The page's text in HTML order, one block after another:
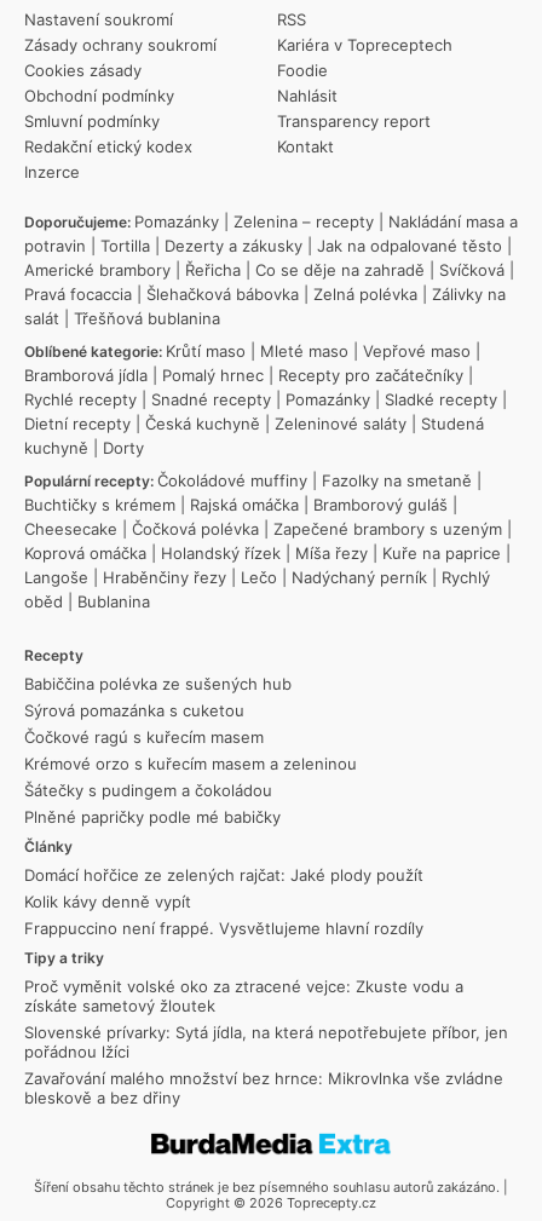
Nastavení soukromí
Zásady ochrany soukromí
Cookies zásady
Obchodní podmínky
Smluvní podmínky
Redakční etický kodex
Inzerce
RSS
Kariéra v Topreceptech
Foodie
Nahlásit
Transparency report
Kontakt
Doporučujeme: Pomazánky Zelenina – recepty
Nakládání masa a
potravin
Tortilla Dezerty a zákusky Jak na odpalované těsto
Americké brambory
Řeřicha Co se děje na zahradě Svíčková
Pravá focaccia
Šlehačková bábovka Zelná polévka
Zálivky na
salát
Třešňová bublanina
Oblíbené kategorie: Krůtí maso Mleté maso Vepřové maso
Bramborová jídla
Pomalý hrnec Recepty pro začátečníky
Rychlé recepty
Snadné recepty Pomazánky Sladké recepty
Dietní recepty
Česká kuchyně Zeleninové saláty
Studená
kuchyně
Dorty
Populární recepty: Čokoládové muffiny Fazolky na smetaně
Buchtičky s krémem
Rajská omáčka Bramborový guláš
Cheesecake
Čočková polévka Zapečené brambory s uzeným
Koprová omáčka
Holandský řízek Míša řezy Kuře na paprice
Langoše
Hraběnčiny řezy Lečo Nadýchaný perník
Rychlý
oběd
Bublanina
Recepty
Babiččina polévka ze sušených hub
Sýrová pomazánka s cuketou
Čočkové ragú s kuřecím masem
Krémové orzo s kuřecím masem a zeleninou
Šátečky s pudingem a čokoládou
Plněné papričky podle mé babičky
Články
Domácí hořčice ze zelených rajčat: Jaké plody použít
Kolik kávy denně vypít
Frappuccino není frappé. Vysvětlujeme hlavní rozdíly
Tipy a triky
Proč vyměnit volské oko za ztracené vejce: Zkuste vodu a
získáte sametový žloutek
Slovenské prívarky: Sytá jídla, na která nepotřebujete příbor, jen
pořádnou lžíci
Zavařování malého množství bez hrnce: Mikrovlnka vše zvládne
bleskově a bez dřiny
Šíření obsahu těchto stránek je bez písemného souhlasu autorů zakázáno. |
Copyright © 2026 Toprecepty.cz